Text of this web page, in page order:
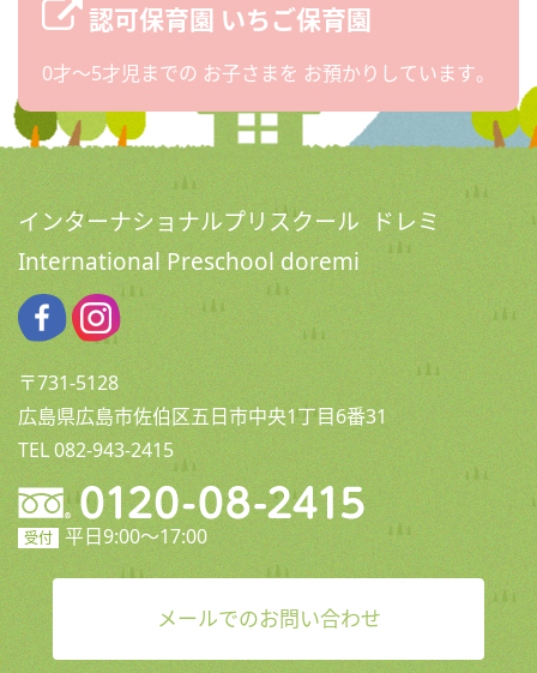
認可保育園 いちご保育園
0才〜5才児までの お子さまを お預かりしています。
インターナショナルプリスクール ドレミ
International Preschool doremi
〒731-5128
広島県広島市佐伯区五日市中央1丁目6番31
TEL 082-943-2415
受付 平日9:00〜17:00
メールでのお問い合わせ